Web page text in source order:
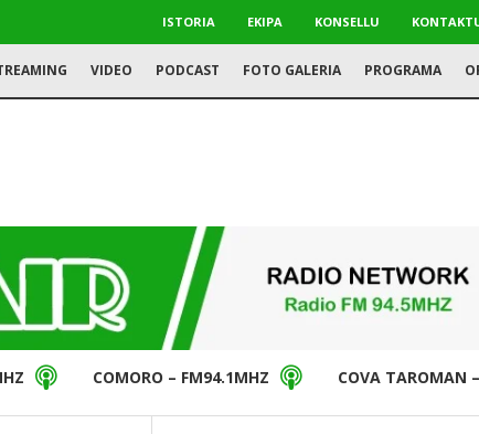
ISTORIA EKIPA KONSELLU
VIDEO PODCAST FOTO GALERIA PROGRAMA
COMORO – FM94.1MHZ COVA TAROMAN